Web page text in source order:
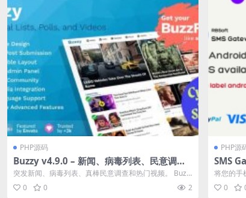
PHP源码
Buzzy v4.9.0 – 新闻、病毒列表、民意调查
和视频源码下载
突发新闻、病毒列表、真棒民意调查和热门视频。 Buzz
y 将所有这些内容整合到一...
0 0 2
PHP源
SMS
手机作
将您的手
设备 SIM
0